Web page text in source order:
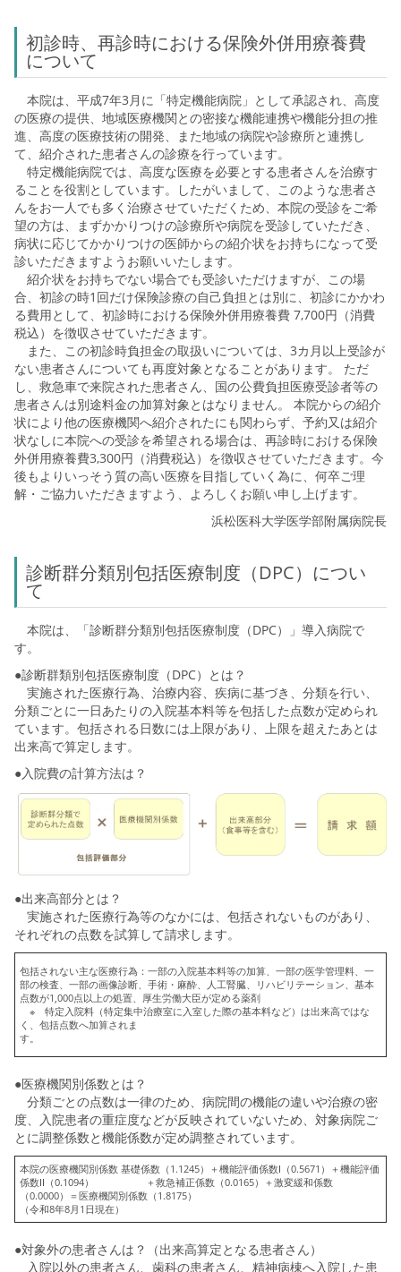
初診時、再診時における保険外併用療養費
について
本院は、平成7年3月に「特定機能病院」として承認され、高度
の医療の提供、地域医療機関との密接な機能連携や機能分担の推
進、高度の医療技術の開発、また地域の病院や診療所と連携し
て、紹介された患者さんの診療を行っています。
特定機能病院では、高度な医療を必要とする患者さんを治療す
ることを役割としています。したがいまして、このような患者さ
んをお一人でも多く治療させていただくため、 本院の受診をご希
望の方は、まずかかりつけの診療所や病院を受診していただき、
病状に応じてかかりつけの医師からの紹介状をお持ちになって受
診いただきますようお願いいたします。
紹介状をお持ちでない場合でも受診いただけますが、この場
合、初診の時1回だけ保険診療の自己負担とは別に、初診にかかわ
る費用として、初診時における保険外併用療養費 7,700円（消費
税込）を徴収させていただきます。
また、この初診時負担金の取扱いについては、3カ月以上受診が
ない患者さんについても再度対象となることがあります。 ただ
し、救急車で来院された患者さん、国の公費負担医療受診者等の
患者さんは別途料金の加算対象とはなりません。 本院からの紹介
状により他の医療機関へ紹介されたにも関わらず、予約又は紹介
状なしに本院への受診を希望される場合は、再診時における保険
外併用療養費3,300円（消費税込）を徴収させていただきます。今
後もよりいっそう質の高い医療を目指していく為に、何卒ご理
解・ご協力いただきますよう、よろしくお願い申し上げます。
浜松医科大学医学部附属病院長
診断群分類別包括医療制度（DPC）につい
て
本院は、「診断群分類別包括医療制度（DPC）」導入病院で
す。
●診断群類別包括医療制度（DPC）とは？
実施された医療行為、治療内容、疾病に基づき、分類を行い、
分類ごとに一日あたりの入院基本料等を包括した点数が定められ
ています。包括される日数には上限があり、上限を超えたあとは
出来高で算定します。
●入院費の計算方法は？
●出来高部分とは？
実施された医療行為等のなかには、包括されないものがあり、
それぞれの点数を試算して請求します。
包括されない主な医療行為：一部の入院基本料等の加算、一部の医学管理料、一
部の検査、一部の画像診断、手術・麻酔、人工腎臓、リハビリテーション、基本
点数が1,000点以上の処置、厚生労働大臣が定める薬剤
※ 特定入院料（特定集中治療室に入室した際の基本料など）は出来高ではな
く、包括点数へ加算されま
す。
●医療機関別係数とは？
分類ごとの点数は一律のため、病院間の機能の違いや治療の密
度、入院患者の重症度などが反映されていないため、対象病院ご
とに調整係数と機能係数が定め調整されています。
本院の医療機関別係数 基礎係数（1.1245）＋機能評価係数Ⅰ（0.5671）＋機能評価
係数Ⅱ（0.1094） ＋救急補正係数（0.0165）＋激変緩和係数
（0.0000）＝医療機関別係数（1.8175）
（令和8年8月1日現在）
●対象外の患者さんは？（出来高算定となる患者さん）
入院以外の患者さん、歯科の患者さん、精神病棟へ入院した患